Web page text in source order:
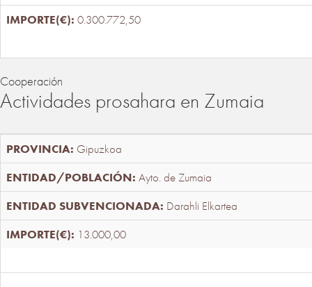
0.300.772,50
Cooperación
Actividades prosahara en Zumaia
Gipuzkoa
Ayto. de Zumaia
Darahli Elkartea
13.000,00